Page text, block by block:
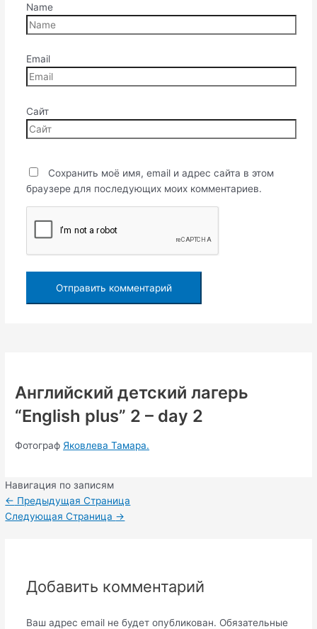
Name
Email
Сайт
Сохранить моё имя, email и адрес сайта в этом
браузере для последующих моих комментариев.
Английский детский лагерь
“English plus” 2 – day 2
Фотограф Яковлева Тамара.
Навигация по записям
← Предыдущая Страница
Следующая Страница →
Добавить комментарий
Ваш адрес email не будет опубликован. Обязательные